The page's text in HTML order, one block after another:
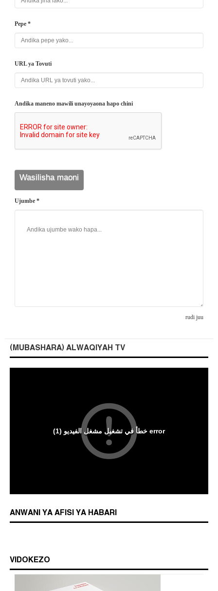
Pepe *
URL ya Tovuti
Andika maneno mawili unayoyaona hapo chini
Ujumbe *
rudi juu
(MUBASHARA) ALWAQIYAH TV
ANWANI YA AFISI YA HABARI
VIDOKEZO